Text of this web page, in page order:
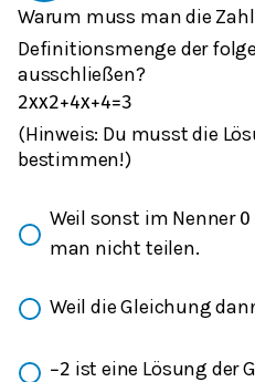
Warum muss man die Zahl
Definitionsmenge der
ausschließen?
2xx2+4x+4=3
(Hinweis: Du musst die
bestimmen!)
Weil sonst im Nenner 0
man nicht teilen.
Weil die Gleichung
−2 ist eine Lösung der